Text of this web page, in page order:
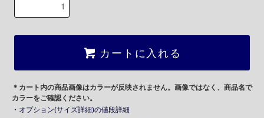
カートに入れる
＊カート内の商品画像はカラーが反映されません。画像ではなく、商品名で
カラーをご確認ください。
・オプション(サイズ詳細)の値段詳細